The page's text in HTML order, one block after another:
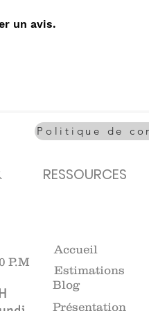
un avis.
merveilleuse
RESSOURCES
P.M
Accueil
Estimations
Blog
Présentation